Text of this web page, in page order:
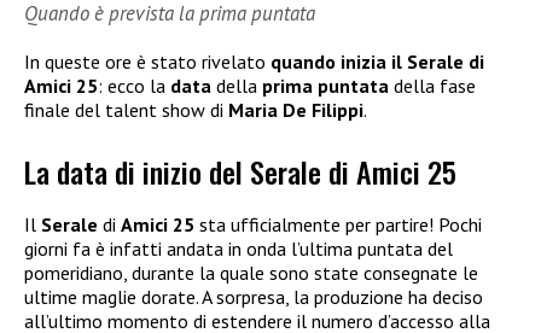
Quando è prevista la prima puntata
In queste ore è stato rivelato quando inizia il Serale di
Amici 25: ecco la data della prima puntata della fase
finale del talent show di Maria De Filippi.
La data di inizio del Serale di Amici 25
Il Serale di Amici 25 sta ufficialmente per partire! Pochi
giorni fa è infatti andata in onda l’ultima puntata del
pomeridiano, durante la quale sono state consegnate le
ultime maglie dorate. A sorpresa, la produzione ha deciso
all’ultimo momento di estendere il numero d’accesso alla